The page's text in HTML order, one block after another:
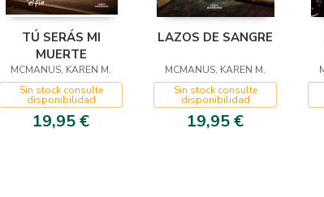
TÚ SERÁS MI
MUERTE
MCMANUS, KAREN M.
Sin stock consulte
disponibilidad
19,95 €
LAZOS DE SANGRE
MCMANUS, KAREN M.
Sin stock consulte
disponibilidad
19,95 €